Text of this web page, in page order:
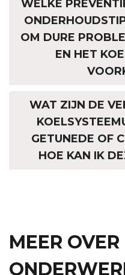
WELKE
OM DURE
EN HET
WAT ZIJN DE
GETUNEDE OF
HOE KAN IK
MEER